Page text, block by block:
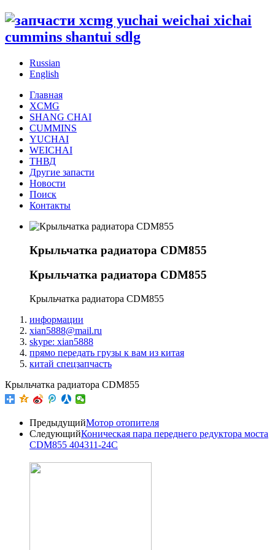
Russian
English
Главная
XCMG
SHANG CHAI
CUMMINS
YUCHAI
WEICHAI
ТНВД
Другие запасти
Новости
Поиск
Контакты
Крыльчатка радиатора CDM855
Крыльчатка радиатора CDM855
Крыльчатка радиатора CDM855
информации
xian5888@mail.ru
skype: xian5888
прямо передать грузы к вам из китая
китай спецзапчасть
Крыльчатка радиатора CDM855
ПредыдущийМотор отопителя
СледующийКоническая пара переднего редуктора моста
CDM855 404311-24С